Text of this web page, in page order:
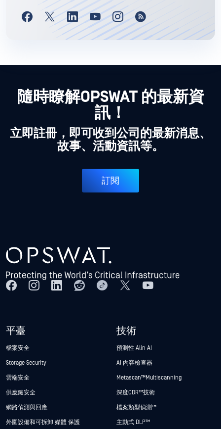
隨時瞭解OPSWAT 的最新資
訊！
立即註冊，即可收到公司的最新消息、
故事、活動資訊等。
訂閱
平臺
檔案安全
Storage Security
雲端安全
供應鏈安全
網路偵測與回應
外圍設備和可拆卸 媒體 保護
技術
預測性 Alin AI
AI 內容檢查器
Metascan™ Multiscanning
深度CDR™技術
檔案類型偵測™
主動式 DLP™